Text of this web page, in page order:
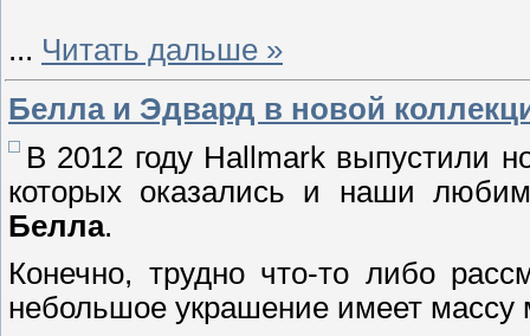
... Читать дальше »
Белла и Эдвард в новой
В 2012 году Hallmark выпустили
которых оказались и наши
Белла.
Конечно, трудно что-то либо
небольшое украшение имеет массу